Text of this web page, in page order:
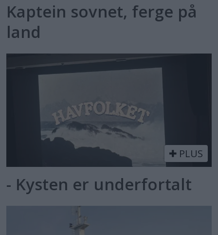
Kaptein sovnet, ferge på
land
PLUS
- Kysten er underfortalt